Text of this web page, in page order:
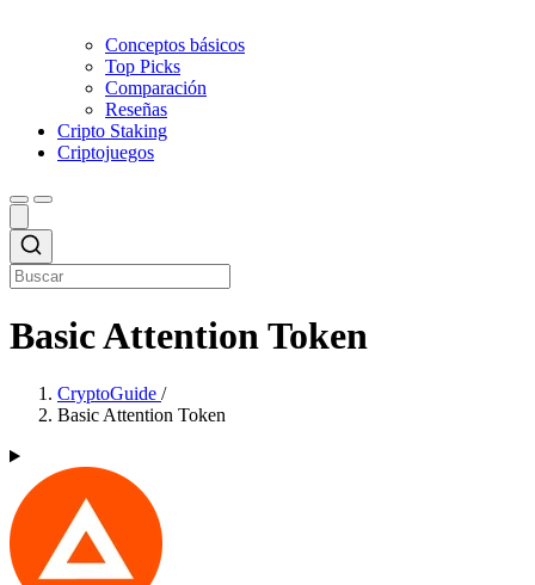
Conceptos básicos
Top Picks
Comparación
Reseñas
Cripto Staking
Criptojuegos
Basic Attention Token
CryptoGuide /
Basic Attention Token